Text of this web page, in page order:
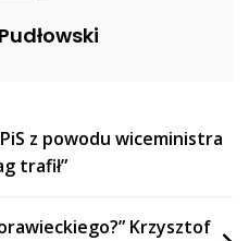
z powodu wiceministra
trafił”
Krzysztof